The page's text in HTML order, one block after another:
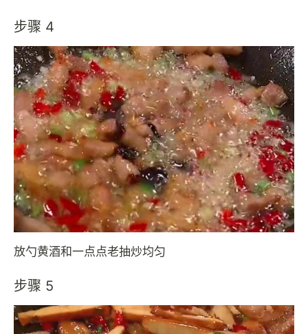
步骤 4
放勺黄酒和一点点老抽炒均匀
步骤 5